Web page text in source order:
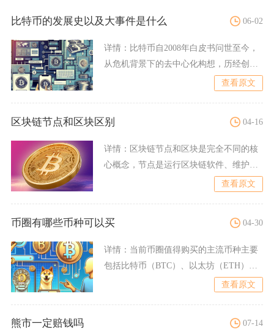
比特币的发展史以及大事件是什么 06-02
详情： 比特币自2008年白皮书问世至今，
从危机背景下的去中心化构想，历经创世
查看原文
区块链节点和区块区别 04-16
详情： 区块链节点和区块是完全不同的核
心概念，节点是运行区块链软件、维护网
查看原文
币圈有哪些币种可以买 04-30
详情： 当前币圈值得购买的主流币种主要
包括比特币（BTC）、以太坊（ETH）、
查看原文
熊市一定赔钱吗 07-14